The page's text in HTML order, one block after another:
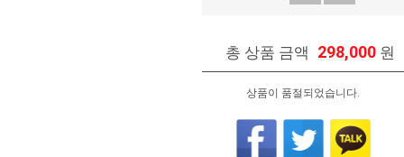
총 상품 금액 298,000 원
상품이 품절되었습니다.